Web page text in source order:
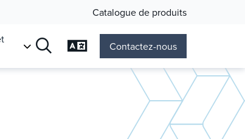
Catalogue de produits
Changer de langage
Contactez-nous